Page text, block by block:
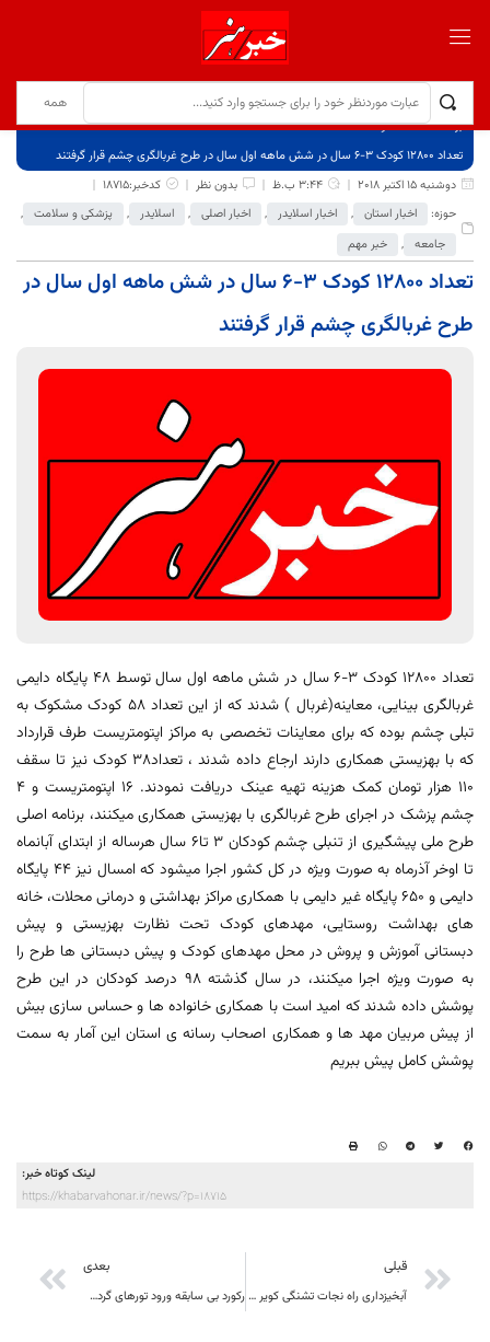
برگ نخست
نوشته‌ها
تعداد 12800 کودک 3-6 سال در شش ماهه اول سال در طرح غربالگری چشم قرار گرفتند
دوشنبه 15 اکتبر 2018
3:44 ب.ظ بدون نظر
کدخبر:18715
حوزه:
اخبار استان , اخبار اسلایدر , اخبار اصلی , اسلایدر , پزشکی و سلامت ,
جامعه , خبر مهم
تعداد 12800 کودک 3-6 سال در شش ماهه اول سال در
طرح غربالگری چشم قرار گرفتند
تعداد 12800 کودک 3-6 سال در شش ماهه اول سال توسط 48 پایگاه دایمی
غربالگری بینایی، معاینه(غربال ) شدند که از این تعداد 58 کودک مشکوک به
تبلی چشم بوده که برای معاینات تخصصی به مراکز اپتومتریست طرف قرارداد
که با بهزیستی همکاری دارند ارجاع داده شدند ، تعداد38 کودک نیز تا سقف
110 هزار تومان کمک هزینه تهیه عینک دریافت نمودند. 16 اپتومتریست و 4
چشم پزشک در اجرای طرح غربالگری با بهزیستی همکاری میکنند، برنامه اصلی
طرح ملی پیشگیری از تنبلی چشم کودکان 3 تا6 سال هرساله از ابتدای آبانماه
تا اوخر آذرماه به صورت ویژه در کل کشور اجرا میشود که امسال نیز 44 پایگاه
دایمی و 650 پایگاه غیر دایمی با همکاری مراکز بهداشتی و درمانی محلات، خانه
های بهداشت روستایی، مهدهای کودک تحت نظارت بهزیستی و پیش
دبستانی آموزش و پروش در محل مهدهای کودک و پیش دبستانی ها طرح را
به صورت ویژه اجرا میکنند، در سال گذشته 98 درصد کودکان در این طرح
پوشش داده شدند که امید است با همکاری خانواده ها و حساس سازی بیش
از پیش مربیان مهد ها و همکاری اصحاب رسانه ی استان این آمار به سمت
پوشش کامل پیش ببریم
لینک کوتاه خبر:
https://khabarvahonar.ir/news/?p=18715
قبلی
آبخیزداری راه نجات تشنگی کویر جاری شدن هفت قنات در قاین
بعدی
رکورد بی سابقه ورود تورهای گردشگران خارجی به استان در آبان97